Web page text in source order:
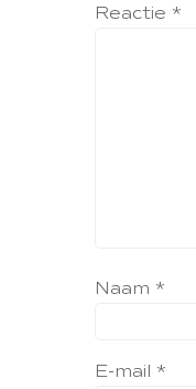
Reactie *
Naam *
E-mail *